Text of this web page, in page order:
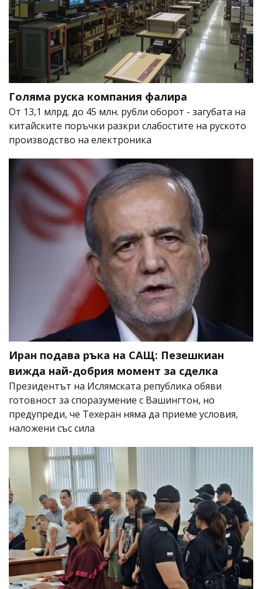
Голяма руска компания фалира
От 13,1 млрд. до 45 млн. рубли оборот - загубата на
китайските поръчки разкри слабостите на руското
производство на електроника
Иран подава ръка на САЩ: Пезешкиан
вижда най-добрия момент за сделка
Президентът на Ислямската република обяви
готовност за споразумение с Вашингтон, но
предупреди, че Техеран няма да приеме условия,
наложени със сила